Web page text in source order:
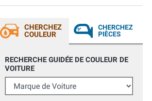
CHERCHEZ
COULEUR
CHERCHEZ
PIÈCES
RECHERCHE GUIDÉE DE COULEUR DE
VOITURE
Marque de Voiture